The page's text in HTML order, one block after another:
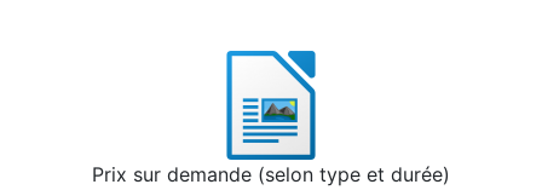
Prix sur demande (selon type et durée)